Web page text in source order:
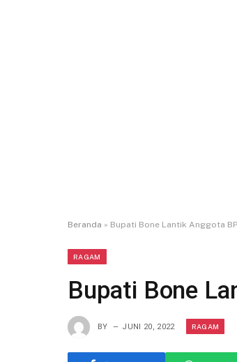
Beranda » Bupati Bone Lantik Anggota
RAGAM
Bupati Bone
BY JUNI 20, 2022 RAGAM